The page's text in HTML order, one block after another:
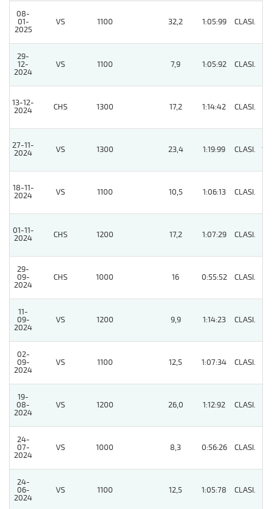
08-
01-
2025
VS 1100 32,2 1:05:99 CLASI.
29-
12-
2024
VS 1100 7,9 1:05:92 CLASI.
13-12-
2024
CHS 1300 17,2 1:14:42 CLASI.
27-11-
2024
VS 1300 23,4 1:19:99 CLASI. 12
18-11-
2024
VS 1100 10,5 1:06:13 CLASI.
01-11-
2024
CHS 1200 17,2 1:07:29 CLASI.
29-
09-
2024
CHS 1000 16 0:55:52 CLASI.
11-
09-
2024
VS 1200 9,9 1:14:23 CLASI.
02-
09-
2024
VS 1100 12,5 1:07:34 CLASI.
19-
08-
2024
VS 1200 26,0 1:12:92 CLASI.
24-
07-
2024
VS 1000 8,3 0:56:26 CLASI.
24-
06-
2024
VS 1100 12,5 1:05:78 CLASI.